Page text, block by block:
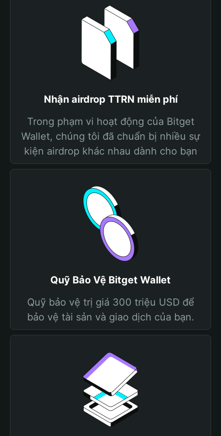
Nhận airdrop TTRN miễn phí
Trong phạm vi hoạt động của Bitget
Wallet, chúng tôi đã chuẩn bị nhiều sự
kiện airdrop khác nhau dành cho bạn
Quỹ Bảo Vệ Bitget Wallet
Quỹ bảo vệ trị giá 300 triệu USD để
bảo vệ tài sản và giao dịch của bạn.